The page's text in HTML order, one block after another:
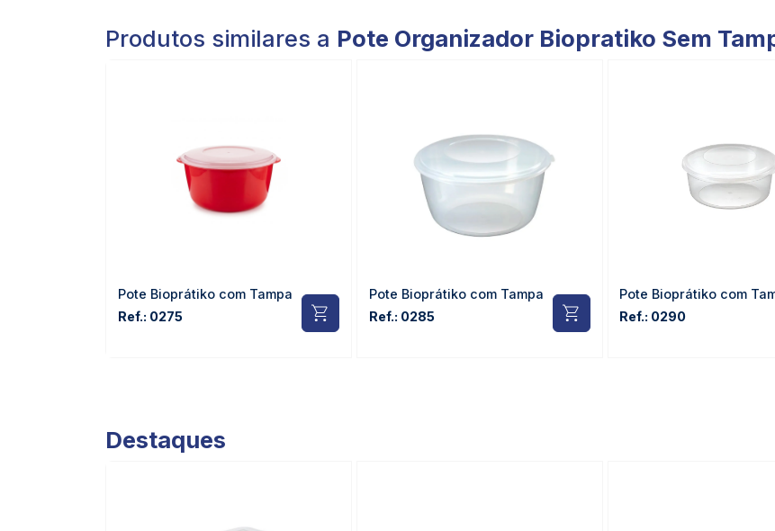
Produtos similares a Pote Organizador Biopratiko Sem
Pote Bioprátiko com Tampa
Ref.: 0275
Pote Bioprátiko com Tampa
Ref.: 0285
Pote Bioprátiko com
Ref.: 0290
Destaques